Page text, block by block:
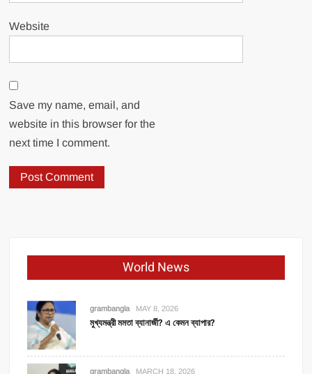
Website
Save my name, email, and
website in this browser for the
next time I comment.
World News
grambangla MAY 8, 2026
মুখ্যমন্ত্রী মমতা ব্যানার্জী? এ কেমন ব্যাপার?
grambangla MARCH 18, 2026